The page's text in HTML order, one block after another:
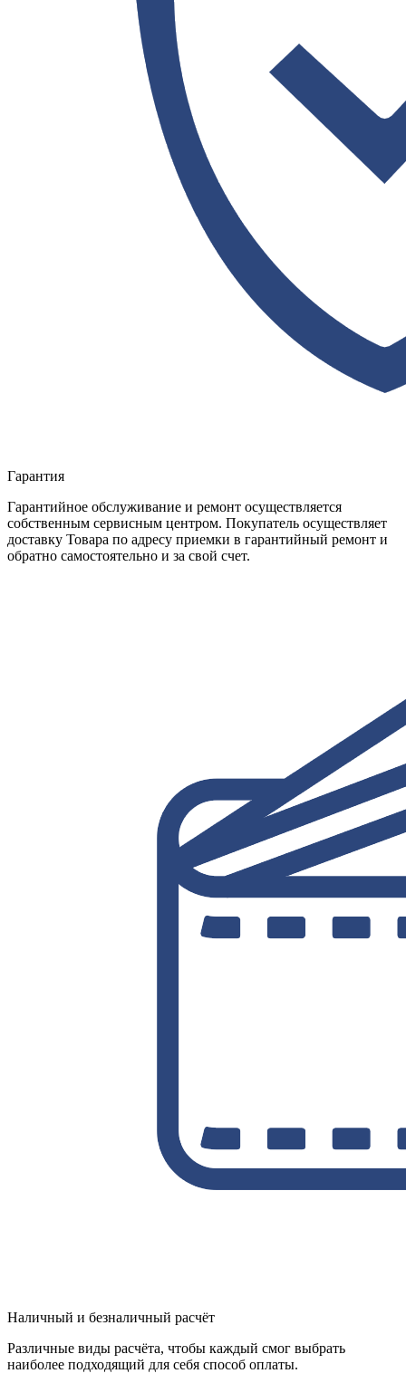
Гарантия
Гарантийное обслуживание и ремонт осуществляется
собственным сервисным центром. Покупатель осуществляет
доставку Товара по адресу приемки в гарантийный ремонт и
обратно самостоятельно и за свой счет.
Наличный и безналичный расчёт
Различные виды расчёта, чтобы каждый смог выбрать
наиболее подходящий для себя способ оплаты.